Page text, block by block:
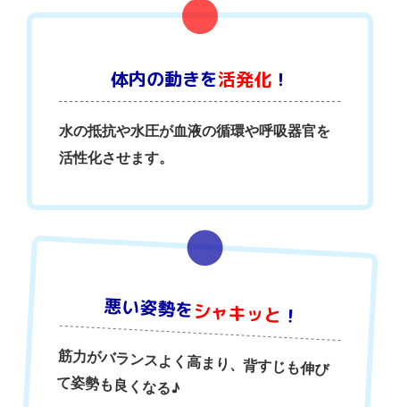
体内の動きを活発化 ！
水の抵抗や水圧が血液の循環や呼吸器官を
活性化させます。
悪い姿勢をシャキッと ！
筋力がバランスよく高まり、背すじも伸び
て姿勢も良くなる♪